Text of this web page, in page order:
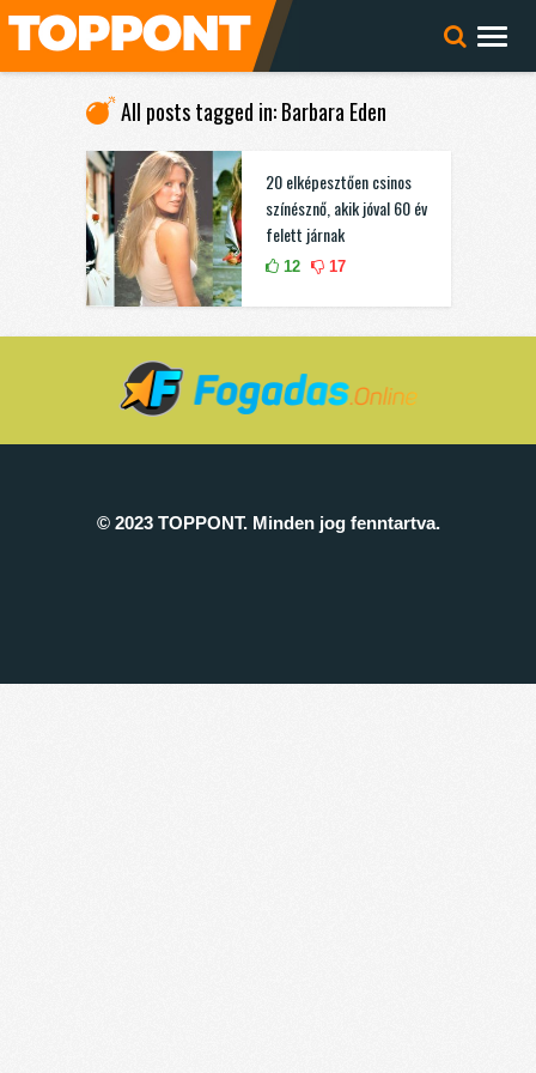
All posts tagged in: Barbara Eden
20 elképesztően csinos
színésznő, akik jóval 60 év
felett járnak
12 17
© 2023 TOPPONT. Minden jog fenntartva.